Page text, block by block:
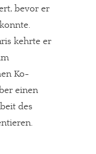
bevor er
kehrte er
Ko-
einen
des